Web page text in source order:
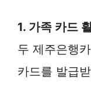
1. 가족 카드
두 제주은행
카드를 발급